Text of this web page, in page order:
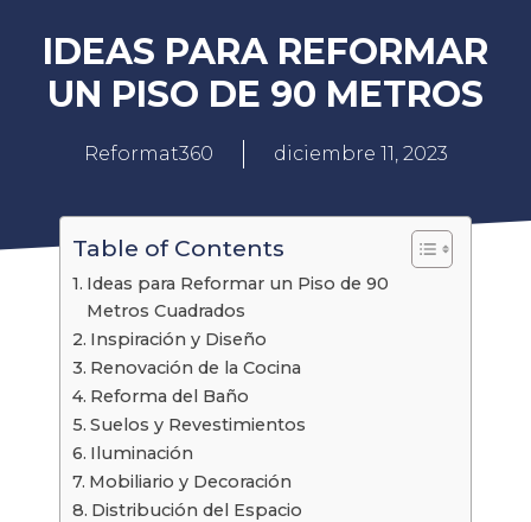
IDEAS PARA REFORMAR
UN PISO DE 90 METROS
Reformat360 diciembre 11, 2023
Table of Contents
Ideas para Reformar un Piso de 90
Metros Cuadrados
Inspiración y Diseño
Renovación de la Cocina
Reforma del Baño
Suelos y Revestimientos
Iluminación
Mobiliario y Decoración
Distribución del Espacio